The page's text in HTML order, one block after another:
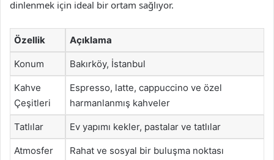
dinlenmek için ideal bir ortam sağlıyor.
Özellik Açıklama
Konum Bakırköy, İstanbul
Kahve
Çeşitleri
Espresso, latte, cappuccino ve özel
harmanlanmış kahveler
Tatlılar Ev yapımı kekler, pastalar ve tatlılar
Atmosfer Rahat ve sosyal bir buluşma noktası